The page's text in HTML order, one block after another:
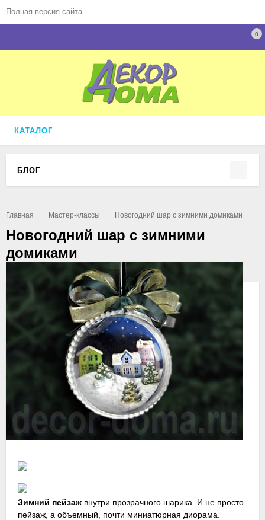
Полная версия сайта
0
КАТАЛОГ
Главная Мастер-классы Новогодний шар с зимними домиками
Новогодний шар с зимними
домиками
Зимний пейзаж внутри прозрачного шарика. И не просто
пейзаж, а объемный, почти миниатюрная диорама.
БЛОГ